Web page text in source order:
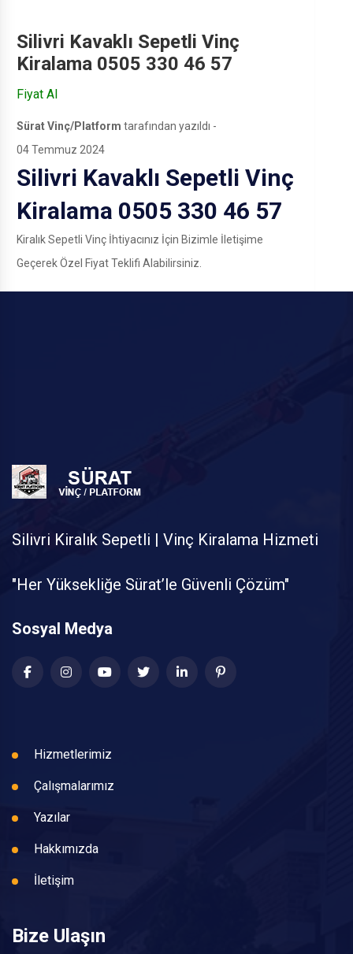
Silivri Kavaklı Sepetli Vinç
Kiralama 0505 330 46 57
Fiyat Al
Sürat Vinç/Platform tarafından yazıldı -
04 Temmuz 2024
Silivri Kavaklı Sepetli Vinç
Kiralama 0505 330 46 57
Kiralık Sepetli Vinç İhtiyacınız İçin Bizimle İletişime
Geçerek Özel Fiyat Teklifi Alabilirsiniz.
Silivri Kiralık Sepetli | Vinç Kiralama Hizmeti
"Her Yüksekliğe Sürat’le Güvenli Çözüm"
Sosyal Medya
Hizmetlerimiz
Çalışmalarımız
Yazılar
Hakkımızda
İletişim
Bize Ulaşın